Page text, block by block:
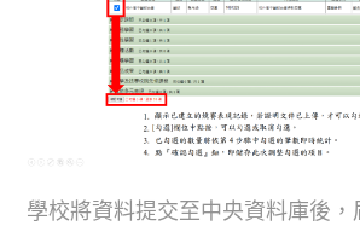
學校將資料提交至中央資料庫後